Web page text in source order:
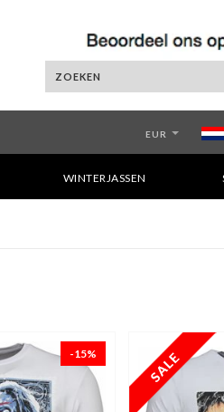
EUR
WINTERJASSEN
-15%